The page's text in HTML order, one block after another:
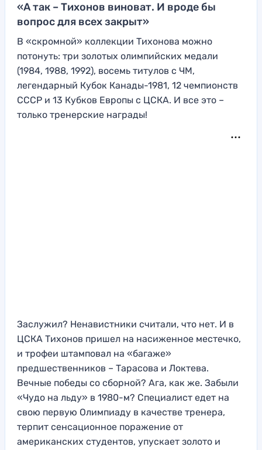
«А так – Тихонов виноват. И вроде бы
вопрос для всех закрыт»
В «скромной» коллекции Тихонова можно
потонуть: три золотых олимпийских медали
(1984, 1988, 1992), восемь титулов с ЧМ,
легендарный Кубок Канады-1981, 12 чемпионств
СССР и 13 Кубков Европы с ЦСКА. И все это –
только тренерские награды!
Заслужил? Ненавистники считали, что нет. И в
ЦСКА Тихонов пришел на насиженное местечко,
и трофеи штамповал на «багаже»
предшественников – Тарасова и Локтева.
Вечные победы со сборной? Ага, как же. Забыли
«Чудо на льду» в 1980-м? Специалист едет на
свою первую Олимпиаду в качестве тренера,
терпит сенсационное поражение от
американских студентов, упускает золото и